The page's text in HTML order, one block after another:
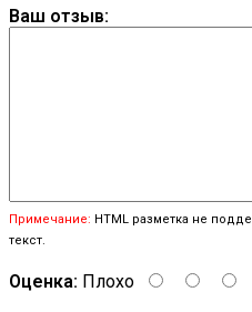
Ваш отзыв:
Примечание: HTML разметка не
текст.
Оценка: Плохо